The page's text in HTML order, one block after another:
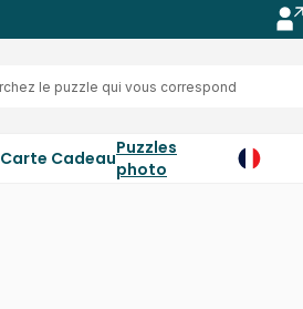
Carte CadeauPuzzles
photo